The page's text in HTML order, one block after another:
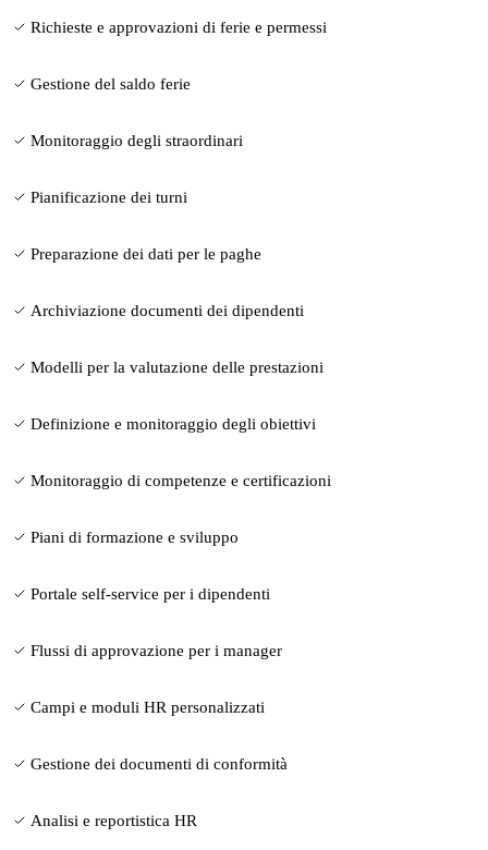
Richieste e approvazioni di ferie e permessi
Gestione del saldo ferie
Monitoraggio degli straordinari
Pianificazione dei turni
Preparazione dei dati per le paghe
Archiviazione documenti dei dipendenti
Modelli per la valutazione delle prestazioni
Definizione e monitoraggio degli obiettivi
Monitoraggio di competenze e certificazioni
Piani di formazione e sviluppo
Portale self-service per i dipendenti
Flussi di approvazione per i manager
Campi e moduli HR personalizzati
Gestione dei documenti di conformità
Analisi e reportistica HR